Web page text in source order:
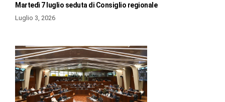
Martedì 7 luglio seduta di Consiglio regionale
Luglio 3, 2026